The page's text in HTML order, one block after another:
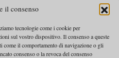
il consenso
tecnologie come i cookie per
sul vostro dispositivo. Il consenso a queste
come il comportamento di navigazione o gli
consenso o la revoca del consenso